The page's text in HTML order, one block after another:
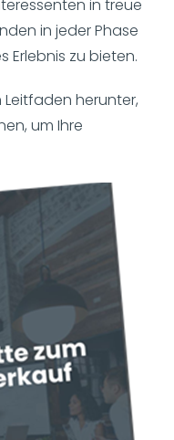
in treue
in jeder Phase
Erlebnis zu bieten.
Leitfaden herunter,
um Ihre